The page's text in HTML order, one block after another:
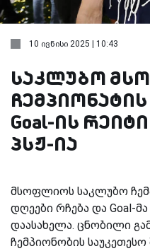
10 ივნისი 2025 | 10:43
საკლუბო
Goal-ის
პსჟ-ია
მსოფლიოს საკლუბო
დღეები რჩება და Goal-
დაასახელა. ცნობილი
ჩემპიონობის საუკეთესო